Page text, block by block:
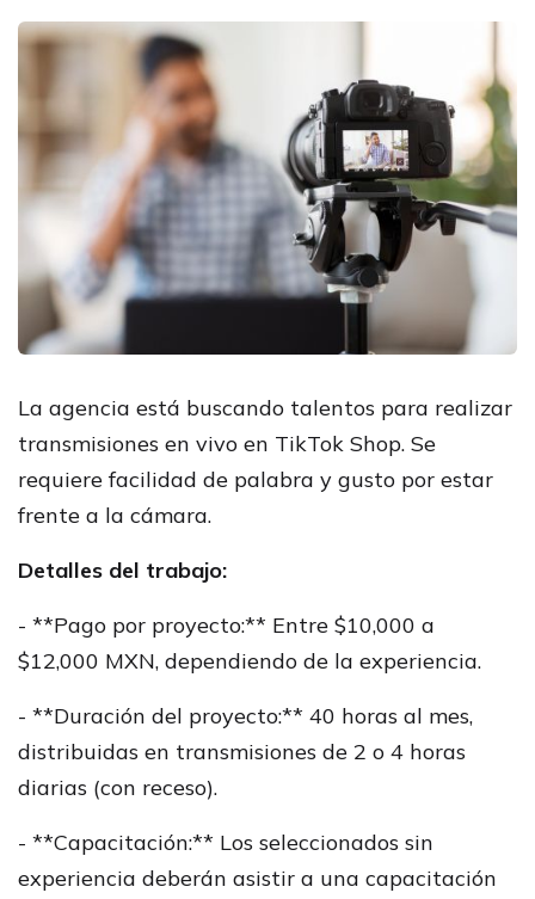
La agencia está buscando talentos para realizar
transmisiones en vivo en TikTok Shop. Se
requiere facilidad de palabra y gusto por estar
frente a la cámara.
Detalles del trabajo:
- **Pago por proyecto:** Entre $10,000 a
$12,000 MXN, dependiendo de la experiencia.
- **Duración del proyecto:** 40 horas al mes,
distribuidas en transmisiones de 2 o 4 horas
diarias (con receso).
- **Capacitación:** Los seleccionados sin
experiencia deberán asistir a una capacitación